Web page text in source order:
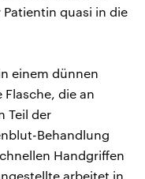
quasi in die
einem dünnen
die an
Teil der
Behandlung
Handgriffen
arbeitet in